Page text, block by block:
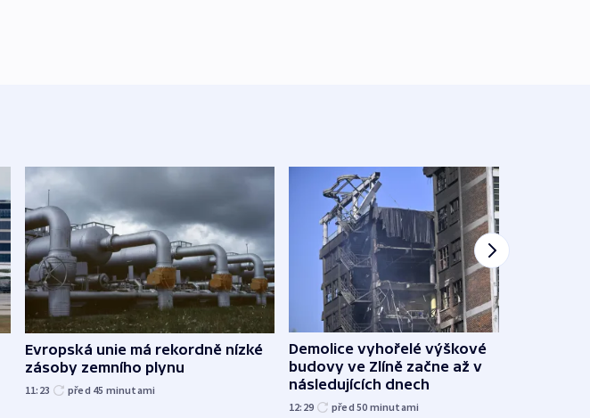
Evropská unie má rekordně nízké
zásoby zemního plynu
11:23 před 45 minutami
Demolice vyhořelé výškové
budovy ve Zlíně začne až v
následujících dnech
12:29 před 50 minutami